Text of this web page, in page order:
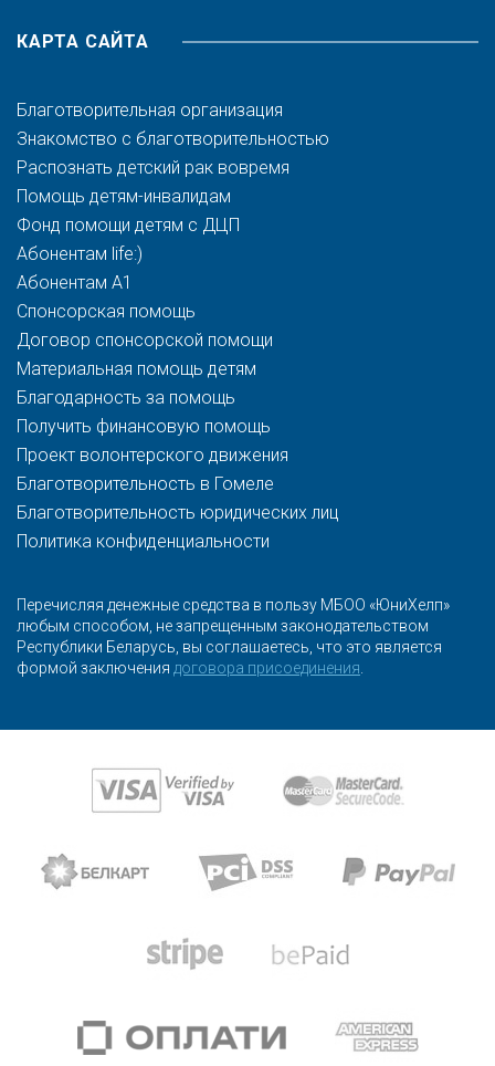
КАРТА САЙТА
Благотворительная организация
Знакомство с благотворительностью
Распознать детский рак вовремя
Помощь детям-инвалидам
Фонд помощи детям с ДЦП
Абонентам life:)
Абонентам A1
Спонсорская помощь
Договор спонсорской помощи
Материальная помощь детям
Благодарность за помощь
Получить финансовую помощь
Проект волонтерского движения
Благотворительность в Гомеле
Благотворительность юридических лиц
Политика конфиденциальности
Перечисляя денежные средства в пользу МБОО «ЮниХелп»
любым способом, не запрещенным законодательством
Республики Беларусь, вы соглашаетесь, что это является
формой заключения договора присоединения